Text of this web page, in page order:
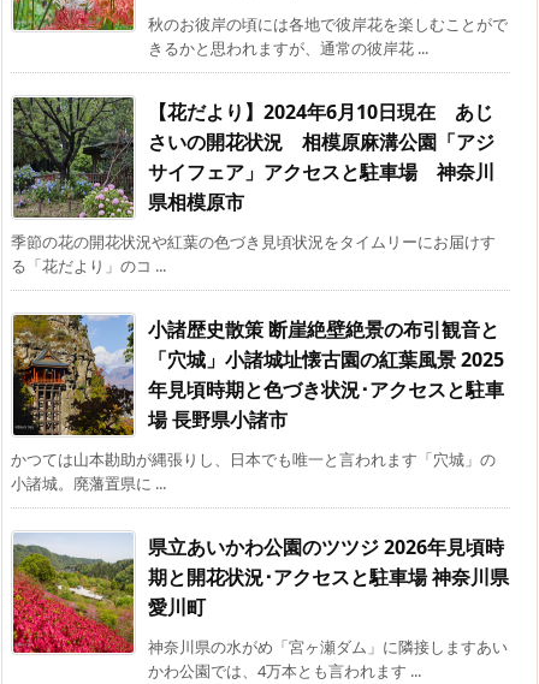
秋のお彼岸の頃には各地で彼岸花を楽しむことがで
きるかと思われますが、通常の彼岸花 ...
【花だより】2024年6月10日現在 あじ
さいの開花状況 相模原麻溝公園「アジ
サイフェア」アクセスと駐車場 神奈川
県相模原市
季節の花の開花状況や紅葉の色づき見頃状況をタイムリーにお届けす
る「花だより」のコ ...
小諸歴史散策 断崖絶壁絶景の布引観音と
「穴城」小諸城址懐古園の紅葉風景 2025
年見頃時期と色づき状況･アクセスと駐車
場 長野県小諸市
かつては山本勘助が縄張りし、日本でも唯一と言われます「穴城」の
小諸城。廃藩置県に ...
県立あいかわ公園のツツジ 2026年見頃時
期と開花状況･アクセスと駐車場 神奈川県
愛川町
神奈川県の水がめ「宮ヶ瀬ダム」に隣接しますあい
かわ公園では、4万本とも言われます ...